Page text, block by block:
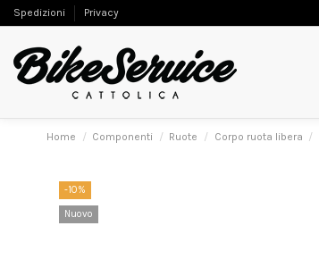
Spedizioni Privacy
Home Componenti Ruote Corpo ruota libera
-10%
Nuovo